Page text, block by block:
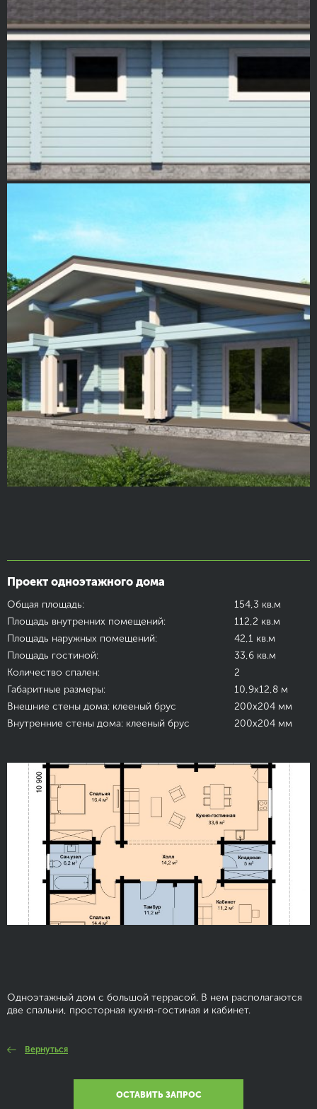
Проект одноэтажного дома
Общая площадь:
154,3 кв.м
Площадь внутренних помещений:
112,2 кв.м
Площадь наружных помещений:
42,1 кв.м
Площадь гостиной:
33,6 кв.м
Количество спален:
2
Габаритные размеры:
10,9х12,8 м
Внешние стены дома: клееный брус
200х204 мм
Внутренние стены дома: клееный брус
200х204 мм
Одноэтажный дом с большой террасой. В нем располагаются
две спальни, просторная кухня-гостиная и кабинет.
Вернуться
ОСТАВИТЬ ЗАПРОС